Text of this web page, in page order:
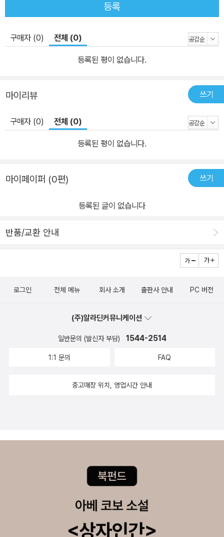
등록
구매자 (0) 전체 (0)
등록된 평이 없습니다.
마이리뷰 쓰기
구매자 (0) 전체 (0)
등록된 평이 없습니다.
마이페이퍼 (0편) 쓰기
등록된 글이 없습니다
반품/교환 안내
로그인 전체 메뉴 회사 소개 출판사 안내 PC 버전
(주)알라딘커뮤니케이션
일반문의 (발신자 부담) 1544-2514
1:1 문의 FAQ
중고매장 위치, 영업시간 안내